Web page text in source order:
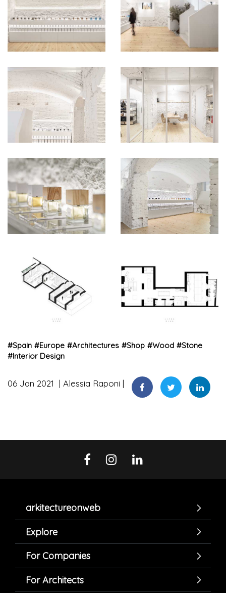
#Spain #Europe #Architectures #Shop #Wood #Stone
#Interior Design
06 Jan 2021 Alessia Raponi
arkitectureonweb
Explore
For Companies
For Architects